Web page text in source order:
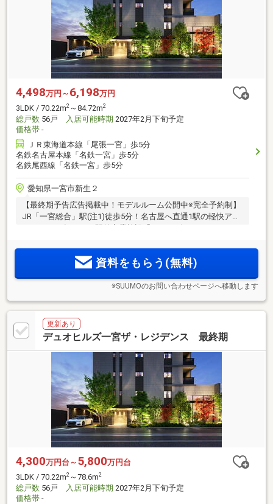
4,498万円～ 6,198万円
3LDK / 70.22m2 ～84.72m2
総戸数 56戸 入居可能時期 2027年2月下旬予定
価格帯 -
ＪＲ東海道本線「尾張一宮」歩5分
名鉄名古屋本線「名鉄一宮」歩5分
名鉄尾西線「名鉄一宮」歩5分
愛知県一宮市新生２
【最終期予告広告掲載中！モデルルーム公開中※完全予約制】
JR「一宮総合」駅(注1)徒歩5分！名古屋へ直通1駅の軽快アク
計！進化する駅前の便利さと、落ち着いた住み心地。両方を
資料をもらう(無料)
※SUUMOのお問い合わせページへ移動します
更新あり
デュオヒルズ一宮ザ・レジデンス 最終期
4,300万円台～ 5,800万円台
3LDK / 70.22m2 ～78.6m2
総戸数 56戸 入居可能時期 2027年2月下旬予定
価格帯 -